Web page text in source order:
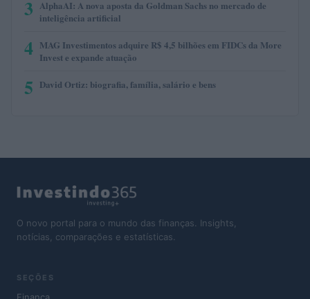
3 AlphaAI: A nova aposta da Goldman Sachs no mercado de
inteligência artificial
4 MAG Investimentos adquire R$ 4,5 bilhões em FIDCs da More
Invest e expande atuação
5 David Ortiz: biografia, família, salário e bens
O novo portal para o mundo das finanças. Insights,
notícias, comparações e estatísticas.
SEÇÕES